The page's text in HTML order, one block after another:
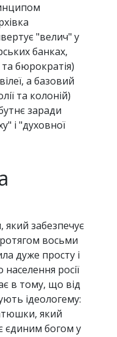
"велич" у
банках,
бюрократія)
а базовий
та колоній)
заради
і "духовної
забезпечує
восьми
дуже просту і
росії
в тому, що від
ідеологему:
який
єдиним богом у